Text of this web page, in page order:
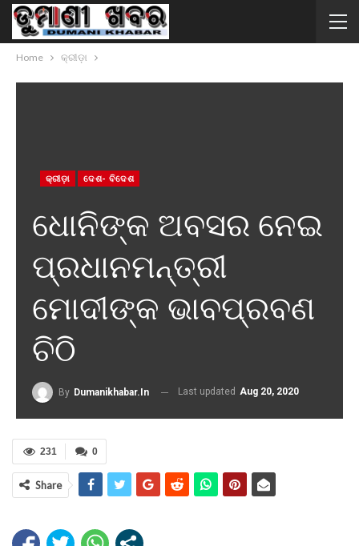
Home କ୍ରୀଡ଼ା
କ୍ରୀଡ଼ା ଦେଶ- ବିଦେଶ
ଧୋନିଙ୍କ ଅବସର ନେଇ
ପ୍ରଧାନମନ୍ତ୍ରୀ
ମୋଦୀଙ୍କ ଭାବପ୍ରବଣ
ଚିଠି
By Dumanikhabar.in Last updated Aug 20, 2020
0
231
Share